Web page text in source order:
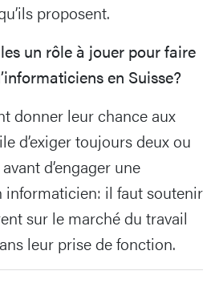
proposent.
un rôle à jouer pour faire
en Suisse?
donner leur chance aux
d’exiger toujours deux ou
d’engager une
il faut soutenir
sur le marché du travail
leur prise de fonction.